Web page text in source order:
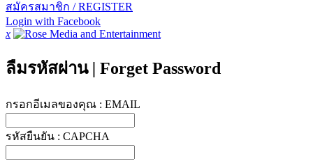
สมัครสมาชิก / REGISTER
Login with Facebook
x
ลืมรหัสผ่าน | Forget Password
กรอกอีเมลของคุณ : EMAIL
รหัสยืนยัน : CAPCHA